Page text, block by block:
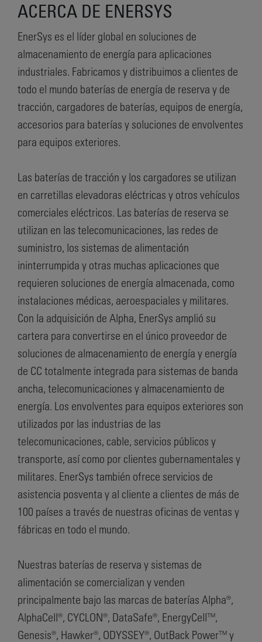
ACERCA DE ENERSYS
EnerSys es el líder global en soluciones de
almacenamiento de energía para aplicaciones
industriales. Fabricamos y distribuimos a clientes de
todo el mundo baterías de energía de reserva y de
tracción, cargadores de baterías, equipos de energía,
accesorios para baterías y soluciones de envolventes
para equipos exteriores.
Las baterías de tracción y los cargadores se utilizan
en carretillas elevadoras eléctricas y otros vehículos
comerciales eléctricos. Las baterías de reserva se
utilizan en las telecomunicaciones, las redes de
suministro, los sistemas de alimentación
ininterrumpida y otras muchas aplicaciones que
requieren soluciones de energía almacenada, como
instalaciones médicas, aeroespaciales y militares.
Con la adquisición de Alpha, EnerSys amplió su
cartera para convertirse en el único proveedor de
soluciones de almacenamiento de energía y energía
de CC totalmente integrada para sistemas de banda
ancha, telecomunicaciones y almacenamiento de
energía. Los envolventes para equipos exteriores son
utilizados por las industrias de las
telecomunicaciones, cable, servicios públicos y
transporte, así como por clientes gubernamentales y
militares. EnerSys también ofrece servicios de
asistencia posventa y al cliente a clientes de más de
100 países a través de nuestras oficinas de ventas y
fábricas en todo el mundo.
Nuestras baterías de reserva y sistemas de
alimentación se comercializan y venden
principalmente bajo las marcas de baterías Alpha®,
AlphaCell®, CYCLON®, DataSafe®, EnergyCell™,
Genesis®, Hawker®, ODYSSEY®, OutBack Power™ y